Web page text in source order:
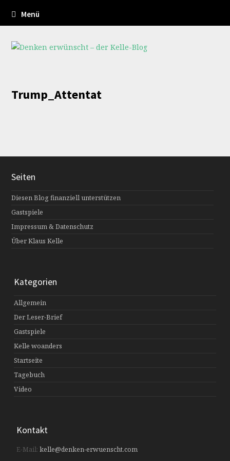
Menü
Trump_Attentat
Seiten
Diesen Blog finanziell unterstützen
Gastspiele
Impressum & Datenschutz
Über Klaus Kelle
Kategorien
Allgemein
Der Leser-Brief
Gastspiele
Kelle woanders
Startseite
Tagebuch
Video
Kontakt
E-Mail:kelle@denken-erwuenscht.com